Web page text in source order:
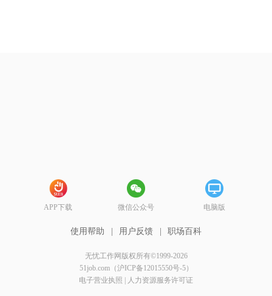
APP下载 微信公众号 电脑版
使用帮助 用户反馈 职场百科
无忧工作网版权所有©1999-2026
51job.com（沪ICP备12015550号-5）
电子营业执照
人力资源服务许可证